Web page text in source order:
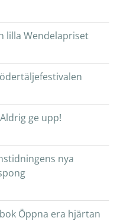
lilla Wendelapriset
ge upp!
nya
Öppna era hjärtan